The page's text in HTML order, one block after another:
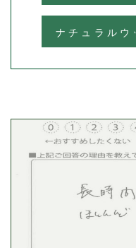
ナチュラルウ